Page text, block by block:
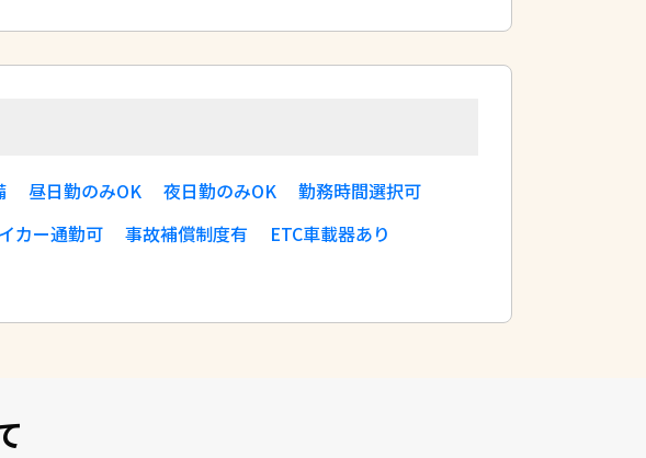
昼日勤のみOK 夜日勤のみOK
勤務時間選択可
カー通勤可 事故補償制度有
ETC車載器あり